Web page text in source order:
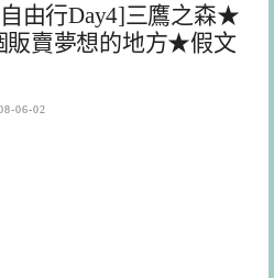
由行Day4]三鷹之森★
賣夢想的地方★假文
06-02